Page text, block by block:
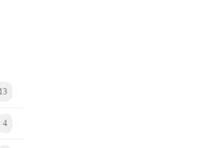
13
4